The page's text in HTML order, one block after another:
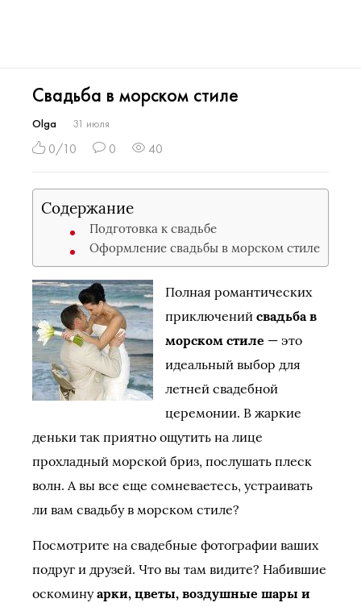
Свадьба в морском стиле
Olga 31 июля
0/10 0 40
Содержание
Подготовка к свадьбе
Оформление свадьбы в морском стиле
Полная романтических
приключений свадьба в
морском стиле — это
идеальный выбор для
летней свадебной
церемонии. В жаркие
деньки так приятно ощутить на лице
прохладный морской бриз, послушать плеск
волн. А вы все еще сомневаетесь, устраивать
ли вам свадьбу в морском стиле?
Посмотрите на свадебные фотографии ваших
подруг и друзей. Что вы там видите? Набившие
оскоминуарки, цветы, воздушные шары и